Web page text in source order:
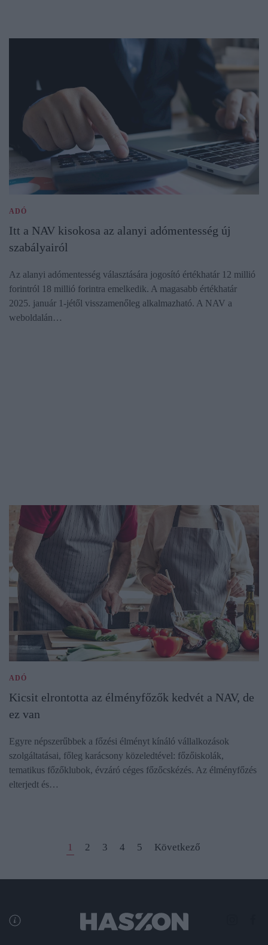
ADÓ
Itt a NAV kisokosa az alanyi adómentesség új
szabályairól
Az alanyi adómentesség választására jogosító értékhatár 12 millió
forintról 18 millió forintra emelkedik. A magasabb értékhatár
2025. január 1-jétől visszamenőleg alkalmazható. A NAV a
weboldalán…
ADÓ
Kicsit elrontotta az élményfőzők kedvét a NAV, de
ez van
Egyre népszerűbbek a főzési élményt kínáló vállalkozások
szolgáltatásai, főleg karácsony közeledtével: főzőiskolák,
tematikus főzőklubok, évzáró céges főzőcskézés. Az élményfőzés
elterjedt és…
1 2 3 4 5 Következő